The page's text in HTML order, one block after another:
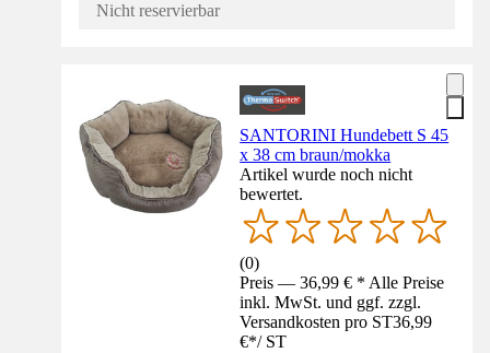
Nicht reservierbar
SANTORINI Hundebett S 45
x 38 cm braun/mokka
Artikel wurde noch nicht
bewertet.
(0)
Preis — 36,99 € * Alle Preise
inkl. MwSt. und ggf. zzgl.
Versandkosten pro ST36,99
€*/ ST